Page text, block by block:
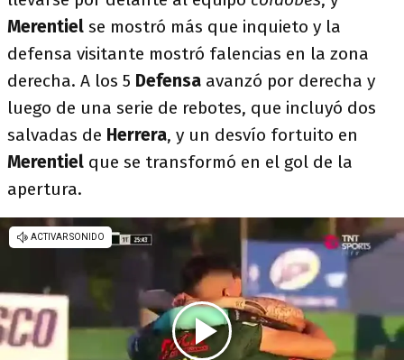
Merentiel se mostró más que inquieto y la
defensa visitante mostró falencias en la zona
derecha. A los 5 Defensa avanzó por derecha y
luego de una serie de rebotes, que incluyó dos
salvadas de Herrera, y un desvío fortuito en
Merentiel que se transformó en el gol de la
apertura.